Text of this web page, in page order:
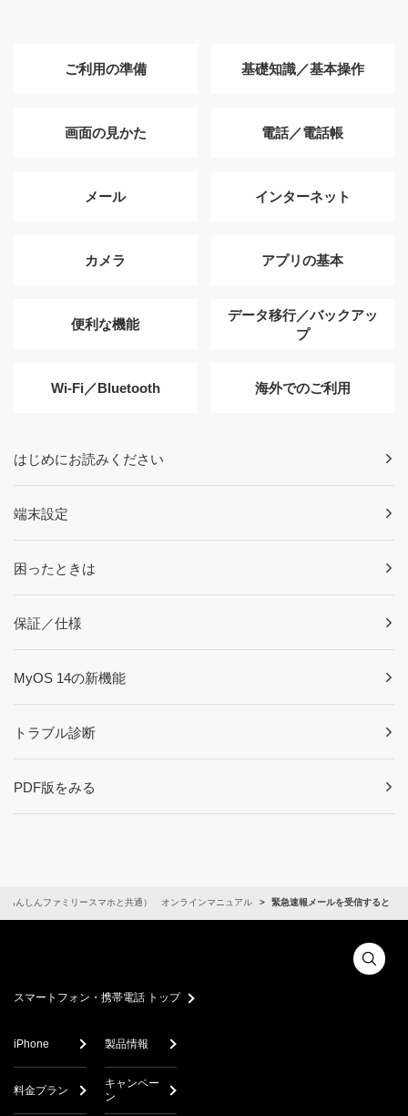
ご利用の準備 基礎知識／基本操作
画面の見かた 電話／電話帳
メール インターネット
カメラ アプリの基本
便利な機能
データ移行／バックアッ
プ
Wi-Fi／Bluetooth 海外でのご利用
はじめにお読みください
端末設定
困ったときは
保証／仕様
MyOS 14の新機能
トラブル診断
PDF版をみる
あんしんファミリースマホと共通） オンラインマニュアル 緊急速報メールを受信すると
スマートフォン・携帯電話 トップ
iPhone 製品情報
料金プラン
キャンペー
ン